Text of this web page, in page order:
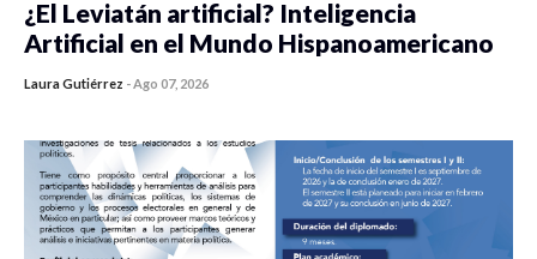
¿El Leviatán artificial? Inteligencia
Artificial en el Mundo Hispanoamericano
Laura Gutiérrez -Ago 07, 2026